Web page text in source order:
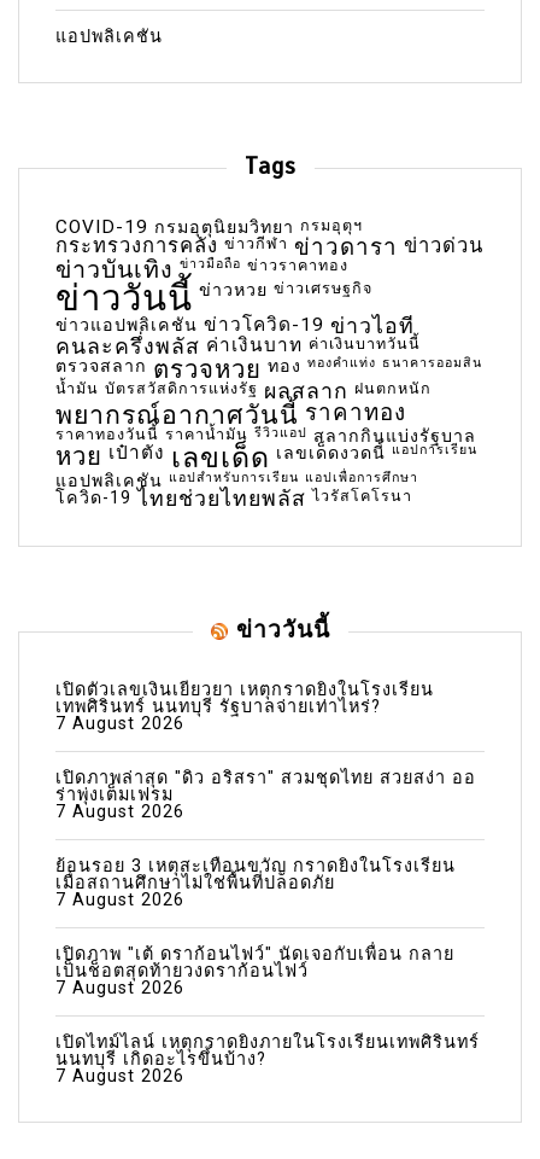
แอปพลิเคชัน
Tags
COVID-19 กรมอุตุนิยมวิทยา กรมอุตุฯ
กระทรวงการคลัง ข่าวกีฬา ข่าวดารา ข่าวด่วน
ข่าวบันเทิง ข่าวมือถือ ข่าวราคาทอง
ข่าววันนี้ ข่าวหวย ข่าวเศรษฐกิจ
ข่าวแอปพลิเคชัน ข่าวโควิด-19 ข่าวไอที
คนละครึ่งพลัส ค่าเงินบาท ค่าเงินบาทวันนี้
ตรวจสลาก ตรวจหวย ทอง ทองคำแท่ง ธนาคารออมสิน
น้ำมัน บัตรสวัสดิการแห่งรัฐ ผลสลาก ฝนตกหนัก
พยากรณ์อากาศวันนี้ ราคาทอง
ราคาทองวันนี้ ราคาน้ำมัน รีวิวแอป สลากกินแบ่งรัฐบาล
หวย เป๋าตัง เลขเด็ด เลขเด็ดงวดนี้ แอปการเรียน
แอปพลิเคชัน แอปสำหรับการเรียน แอปเพื่อการศึกษา
โควิด-19 ไทยช่วยไทยพลัส ไวรัสโคโรนา
ข่าววันนี้
เปิดตัวเลขเงินเยียวยา เหตุกราดยิงในโรงเรียน
เทพศิรินทร์ นนทบุรี รัฐบาลจ่ายเท่าไหร่?
7 August 2026
เปิดภาพล่าสุด "ดิว อริสรา" สวมชุดไทย สวยสง่า ออ
ร่าพุ่งเต็มเฟรม
7 August 2026
ย้อนรอย 3 เหตุสะเทือนขวัญ กราดยิงในโรงเรียน
เมื่อสถานศึกษาไม่ใช่พื้นที่ปลอดภัย
7 August 2026
เปิดภาพ "เต้ ดราก้อนไฟว์" นัดเจอกับเพื่อน กลาย
เป็นช็อตสุดท้ายวงดราก้อนไฟว์
7 August 2026
เปิดไทม์ไลน์ เหตุกราดยิงภายในโรงเรียนเทพศิรินทร์
นนทบุรี เกิดอะไรขึ้นบ้าง?
7 August 2026